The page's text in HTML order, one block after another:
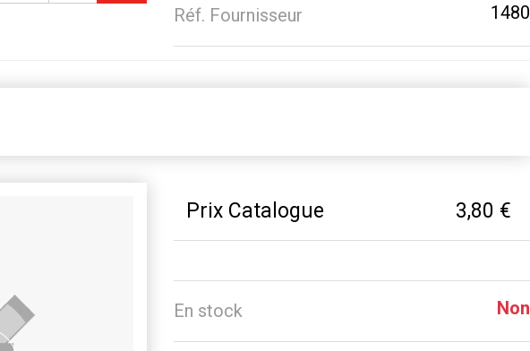
Réf. Fournisseur 1480
Prix Catalogue 3,80 €
En stock Non